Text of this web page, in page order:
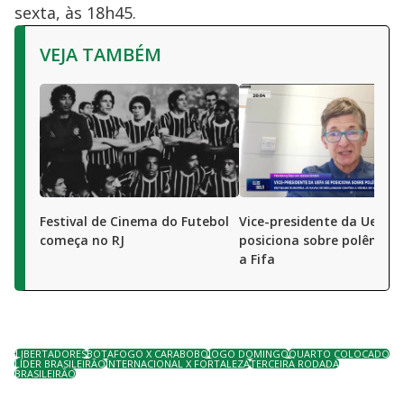
sexta, às 18h45.
VEJA TAMBÉM
Festival de Cinema do Futebol
começa no RJ
Vice-presidente da Uefa
posiciona sobre polêmica
a Fifa
LIBERTADORESBOTAFOGO X CARABOBOJOGO DOMINGOQUARTO COLOCADO
LÍDER BRASILEIRÃOINTERNACIONAL X FORTALEZATERCEIRA RODADA
BRASILEIRÃO